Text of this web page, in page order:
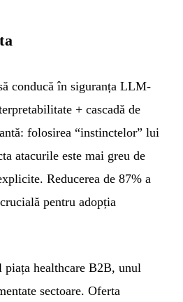
conducă în siguranța LLM-
+ cascadă de
folosirea “instinctelor” lui
atacurile este mai greu de
Reducerea de 87% a
pentru adopția
piața healthcare B2B, unul
sectoare. Oferta